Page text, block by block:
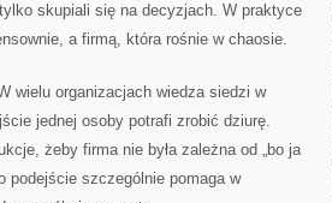
skupiali się na decyzjach. W praktyce
a firmą, która rośnie w chaosie.
wielu organizacjach wiedza siedzi w
jednej osoby potrafi zrobić dziurę.
żeby firma nie była zależna od „bo ja
podejście szczególnie pomaga w